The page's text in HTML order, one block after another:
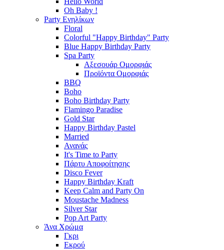
Oh Baby !
Party Ενηλίκων
Floral
Colorful "Happy Birthday" Party
Blue Happy Birthday Party
Spa Party
Αξεσουάρ Ομορφιάς
Προϊόντα Ομορφιάς
BBQ
Boho
Boho Birthday Party
Flamingo Paradise
Gold Star
Happy Birthday Pastel
Married
Ανανάς
It's Time to Party
Πάρτυ Αποφοίτησης
Disco Fever
Happy Birthday Kraft
Keep Calm and Party On
Moustache Madness
Silver Star
Pop Art Party
Άνα Χρώμα
Γκρι
Εκρού